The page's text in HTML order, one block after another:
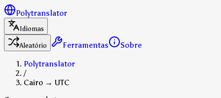
Polytranslator
Idiomas
Aleatório
Ferramentas
Sobre
Polytranslator
/
Cairo → UTC